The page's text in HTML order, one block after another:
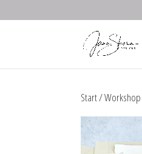
Start/Workshop